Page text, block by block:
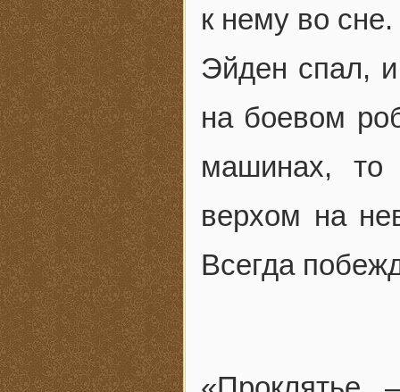
к нему во сне.
Эйден спал,
на боевом
машинах, то
верхом на
Всегда